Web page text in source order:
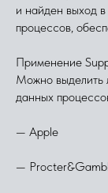
и найден выход
процессов,
Применение
Можно выделить
данных
— Apple
—